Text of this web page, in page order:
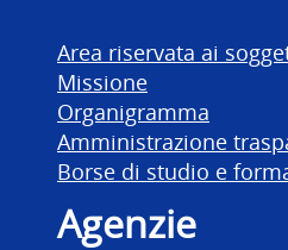
Area riservata ai
Missione
Organigramma
Amministrazione
Borse di studio e
Agenzie